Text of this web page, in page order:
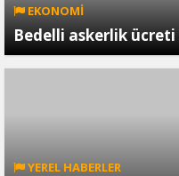
EKONOMİ
Bedelli askerlik
YEREL HABERLER